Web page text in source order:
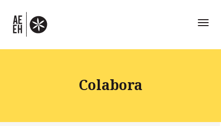
Colabora